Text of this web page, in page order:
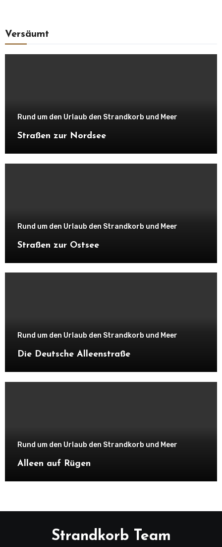
Versäumt
Rund um den Urlaub den Strandkorb und Meer
Straßen zur Nordsee
Rund um den Urlaub den Strandkorb und Meer
Straßen zur Ostsee
Rund um den Urlaub den Strandkorb und Meer
Die Deutsche Alleenstraße
Rund um den Urlaub den Strandkorb und Meer
Alleen auf Rügen
Strandkorb Team